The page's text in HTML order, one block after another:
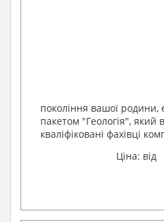
покоління вашої родини,
пакетом "Геологія", який
кваліфіковані фахівці
Ціна: від